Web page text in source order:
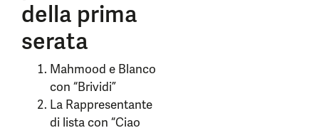
della prima
serata
Mahmood e Blanco
con “Brividi”
La Rappresentante
di lista con “Ciao